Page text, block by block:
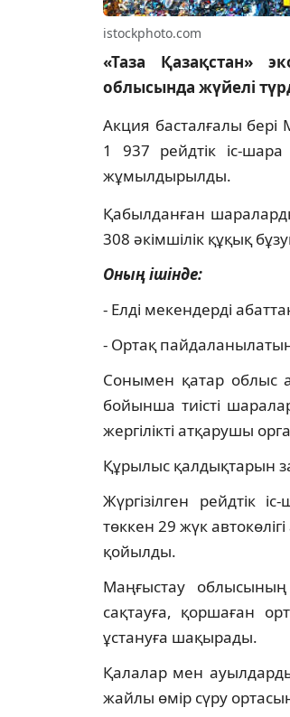
istockphoto.com
«Таза Қазақстан»
облысында жүйелі
Акция басталғалы
1 937 рейдтік іс-
жұмылдырылды.
Қабылданған
308 әкімшілік құқық
Оның ішінде:
- Елді мекендерді
- Ортақ пайдаланылатын
Сонымен қатар облыс
бойынша тиісті
жергілікті атқарушы
Құрылыс қалдықтарын
Жүргізілген рейдтік
төккен 29 жүк
қойылды.
Маңғыстау
сақтауға, қоршаған
ұстануға шақырады.
Қалалар мен
жайлы өмір сүру